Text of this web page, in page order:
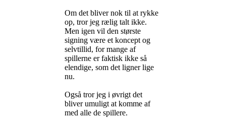
Om det bliver nok til at rykke
op, tror jeg rælig talt ikke.
Men igen vil den største
signing være et koncept og
selvtillid, for mange af
spillerne er faktisk ikke så
elendige, som det ligner lige
nu.
Også tror jeg i øvrigt det
bliver umuligt at komme af
med alle de spillere.